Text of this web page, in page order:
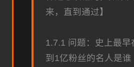
来，直到通过】
1.7.1 问题：史上最早
到1亿粉丝的名人是谁